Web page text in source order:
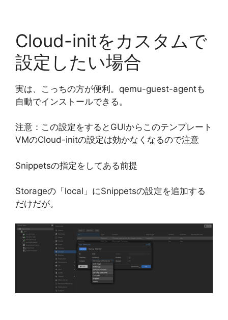
Cloud-initをカスタムで
設定したい場合
実は、こっちの方が便利。qemu-guest-agentも
自動でインストールできる。
注意：この設定をするとGUIからこのテンプレート
VMのCloud-initの設定は効かなくなるので注意
Snippetsの指定をしてある前提
Storageの「local」にSnippetsの設定を追加する
だけだが。